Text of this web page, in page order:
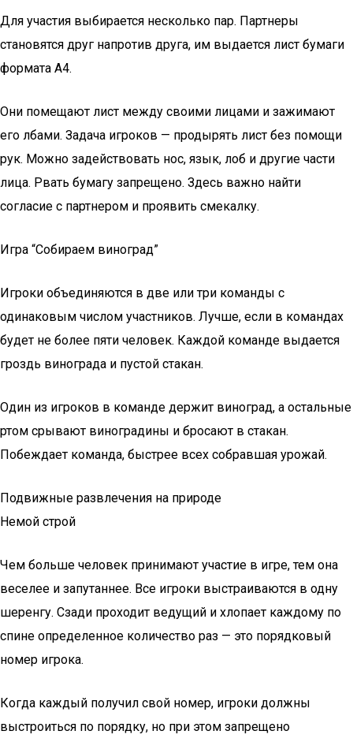
Для участия выбирается несколько пар. Партнеры
становятся друг напротив друга, им выдается лист бумаги
формата A4.
Они помещают лист между своими лицами и зажимают
его лбами. Задача игроков — продырять лист без помощи
рук. Можно задействовать нос, язык, лоб и другие части
лица. Рвать бумагу запрещено. Здесь важно найти
согласие с партнером и проявить смекалку.
Игра “Собираем виноград”
Игроки объединяются в две или три команды с
одинаковым числом участников. Лучше, если в командах
будет не более пяти человек. Каждой команде выдается
гроздь винограда и пустой стакан.
Один из игроков в команде держит виноград, а остальные
ртом срывают виноградины и бросают в стакан.
Побеждает команда, быстрее всех собравшая урожай.
Подвижные развлечения на природе
Немой строй
Чем больше человек принимают участие в игре, тем она
веселее и запутаннее. Все игроки выстраиваются в одну
шеренгу. Сзади проходит ведущий и хлопает каждому по
спине определенное количество раз — это порядковый
номер игрока.
Когда каждый получил свой номер, игроки должны
выстроиться по порядку, но при этом запрещено